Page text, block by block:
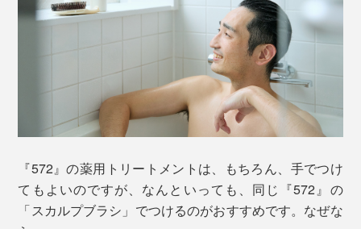
とくらべると、あきらかに不健康そう。
さらに、有効成分のグリチルリチン酸２Kは、漢方の原
料として知られる、甘草（カンゾウ）の根から抽出。髪
がうるおって、ハリやコシを与えてくれます。
『572』の薬用トリートメントは、もちろん、手でつけ
てもよいのですが、なんといっても、同じ『572』の
「スカルプブラシ」でつけるのがおすすめです。なぜな